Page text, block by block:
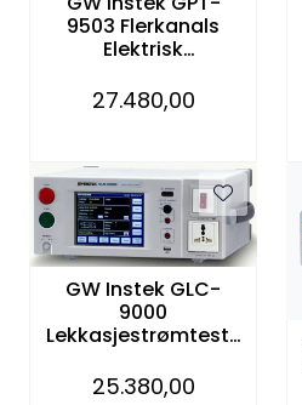
9503 Flerkanals
Elektrisk
AC/DC/IR, AC 150VA
27.480,00
GW Instek GLC-
9000
Lekkasjestrømteste
utstyr
25.380,00